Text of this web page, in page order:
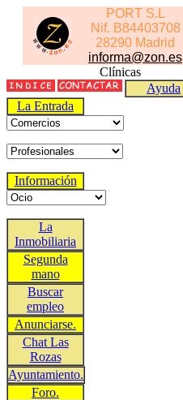
PORT S.L
Nif. B84403708
28290 Madrid
informa@zon.es
Clínicas
Ayuda
La Entrada
Información
La
Inmobiliaria
Segunda
mano
Buscar
empleo
Anunciarse.
Chat Las
Rozas
Ayuntamiento.
Foro.